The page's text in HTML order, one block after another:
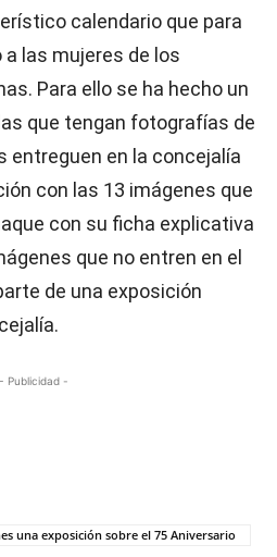
calendario que para
las mujeres de los
Para ello se ha hecho un
que tengan fotografías de
entreguen en la concejalía
con las 13 imágenes que
con su ficha explicativa
que no entren en el
de una exposición
- Publicidad -
una exposición sobre el 75 Aniversario